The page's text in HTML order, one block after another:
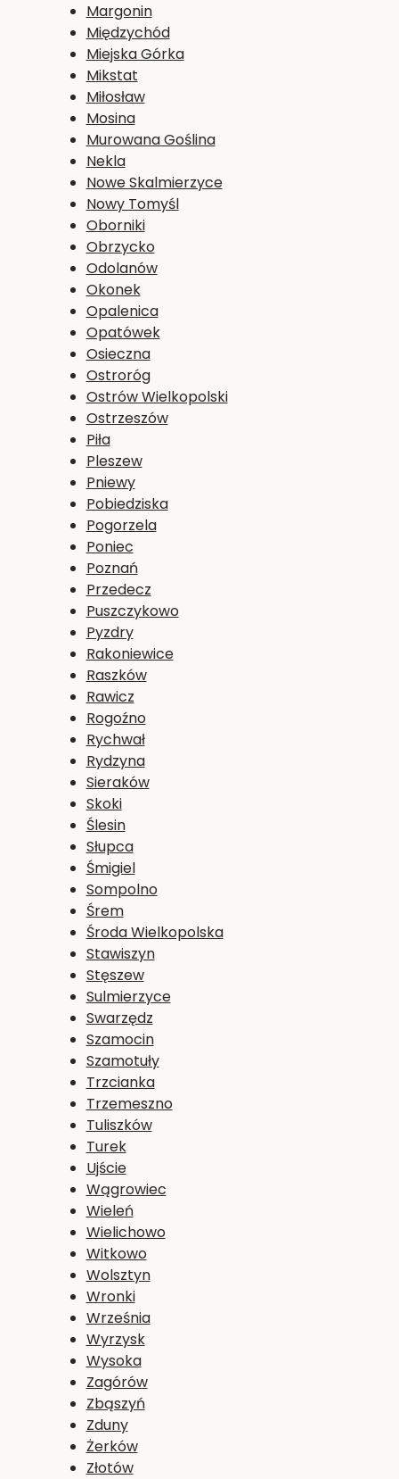
Margonin
Międzychód
Miejska Górka
Mikstat
Miłosław
Mosina
Murowana Goślina
Nekla
Nowe Skalmierzyce
Nowy Tomyśl
Oborniki
Obrzycko
Odolanów
Okonek
Opalenica
Opatówek
Osieczna
Ostroróg
Ostrów Wielkopolski
Ostrzeszów
Piła
Pleszew
Pniewy
Pobiedziska
Pogorzela
Poniec
Poznań
Przedecz
Puszczykowo
Pyzdry
Rakoniewice
Raszków
Rawicz
Rogoźno
Rychwał
Rydzyna
Sieraków
Skoki
Ślesin
Słupca
Śmigiel
Sompolno
Śrem
Środa Wielkopolska
Stawiszyn
Stęszew
Sulmierzyce
Swarzędz
Szamocin
Szamotuły
Trzcianka
Trzemeszno
Tuliszków
Turek
Ujście
Wągrowiec
Wieleń
Wielichowo
Witkowo
Wolsztyn
Wronki
Września
Wyrzysk
Wysoka
Zagórów
Zbąszyń
Zduny
Żerków
Złotów